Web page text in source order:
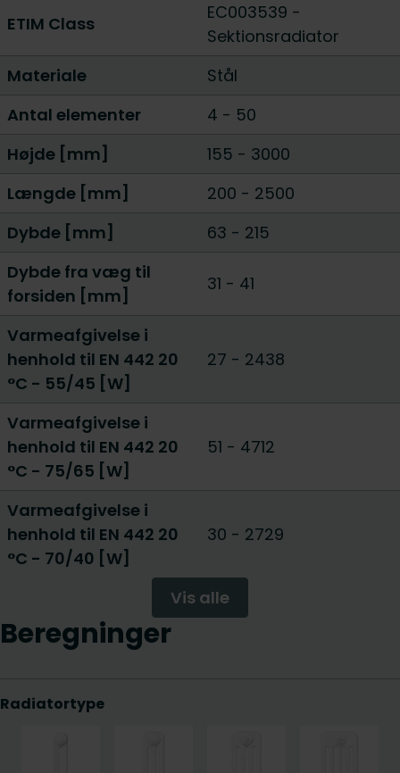
ETIM Class
EC003539 -
Sektionsradiator
Materiale
Stål
Antal elementer
4 - 50
Højde [mm]
155 - 3000
Længde [mm]
200 - 2500
Dybde [mm]
63 - 215
Dybde fra væg til
forsiden [mm]
31 - 41
Varmeafgivelse i
henhold til EN 442 20
°C - 55/45 [W]
27 - 2438
Varmeafgivelse i
henhold til EN 442 20
°C - 75/65 [W]
51 - 4712
Varmeafgivelse i
henhold til EN 442 20
°C - 70/40 [W]
30 - 2729
Vis alle
Beregninger